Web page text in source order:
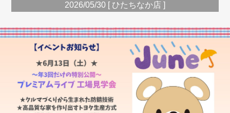
2026/05/30 [ ひたちなか店 ]